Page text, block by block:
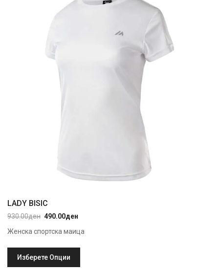
LADY BISIC
930.00ден
price
930.00ден.
490.00ден
price
490.00ден.
Женска спортска маица
Изберете Опции